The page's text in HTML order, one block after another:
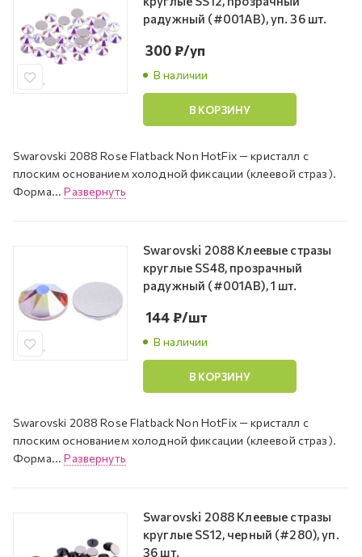
радужный (#001AB), уп. 36 шт.
В наличии
300₽/уп
В КОРЗИНУ
Swarovski 2088 Rose Flatback Non HotFix — кристалл с
плоским основанием холодной фиксации (клеевой страз).
Форма...Развернуть
Swarovski 2088 Клеевые стразы
круглые SS48, прозрачный
радужный (#001AB), 1 шт.
В наличии
144₽/шт
В КОРЗИНУ
Swarovski 2088 Rose Flatback Non HotFix — кристалл с
плоским основанием холодной фиксации (клеевой страз).
Форма...Развернуть
Swarovski 2088 Клеевые стразы
круглые SS12, черный (#280), уп.
36 шт.